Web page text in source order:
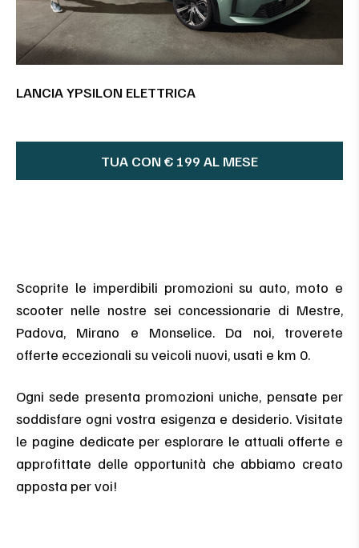
LANCIA YPSILON ELETTRICA
TUA CON € 199 AL MESE
Scoprite le imperdibili promozioni su auto, moto e
scooter nelle nostre sei concessionarie di Mestre,
Padova, Mirano e Monselice. Da noi, troverete
offerte eccezionali su veicoli nuovi, usati e km 0.
Ogni sede presenta promozioni uniche, pensate per
soddisfare ogni vostra esigenza e desiderio. Visitate
le pagine dedicate per esplorare le attuali offerte e
approfittate delle opportunità che abbiamo creato
apposta per voi!